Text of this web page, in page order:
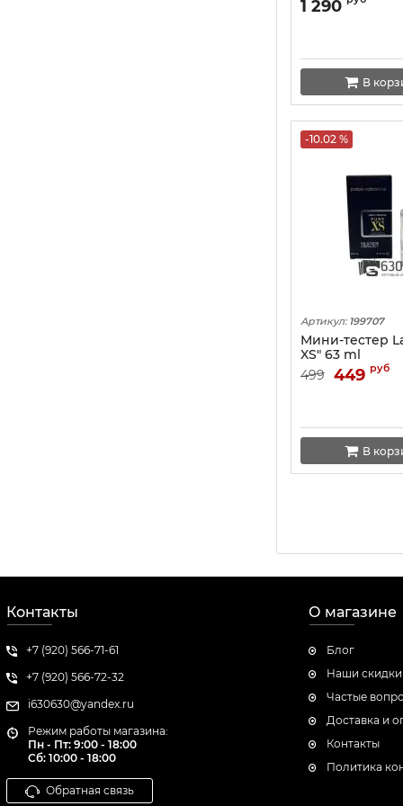
20 ml NEW
63 ml
2 ml
55 ml DE LUXE COLLECTION
35 ml (в тубе)
1 290
В
-10.02 %
Артикул: 199707
Мини-тестер
XS" 63 ml
499 449 руб
В
Контакты
+7 (920) 566-71-61
+7 (920) 566-72-32
i630630@yandex.ru
Режим работы магазина:
Пн - Пт: 9:00 - 18:00
Сб: 10:00 - 18:00
Обратная связь
О магазине
Блог
Наши скидки
Частые
Доставка и
Контакты
Политика